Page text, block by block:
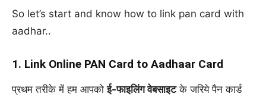
So let’s start and know how to link pan card with
aadhar..
1. Link Online PAN Card to Aadhaar Card
प्रथम तरीके में हम आपकोई-फाइलिंग वेबसाइटके जरिये पैन कार्ड